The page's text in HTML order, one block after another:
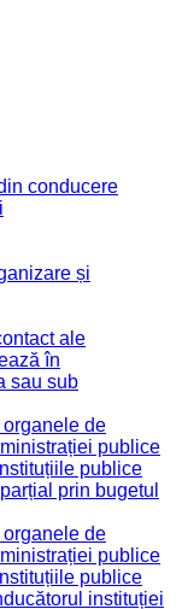
conducere
și
ale
în
sau sub
organele de
publice
publice
prin bugetul
organele de
publice
publice
instituției